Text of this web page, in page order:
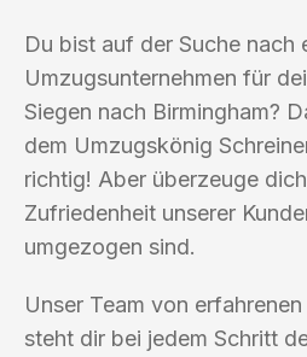
Du bist auf der Suche nach
Umzugsunternehmen für
Siegen nach Birmingham?
dem Umzugskönig
richtig! Aber überzeuge
Zufriedenheit unserer
umgezogen sind.
Unser Team von
steht dir bei jedem Schritt